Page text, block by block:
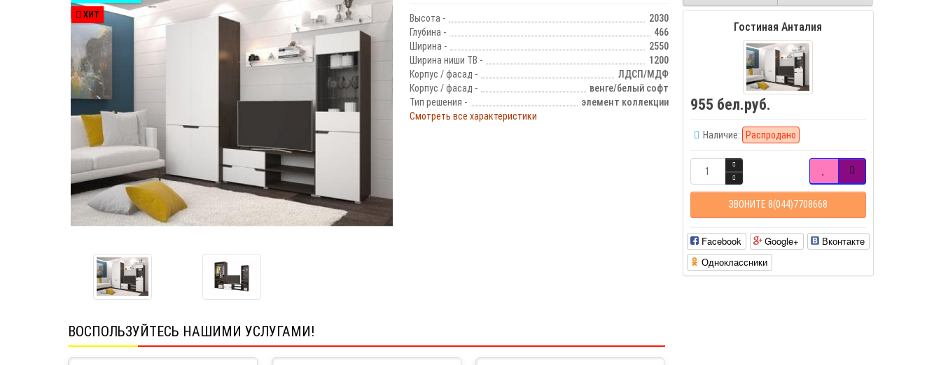
ХИТ Высота -
2030
Глубина -
466
Ширина -
2550
Ширина ниши ТВ -
1200
Корпус / фасад -
ЛДСП/МДФ
Корпус / фасад -
венге/белый софт
Тип решения -
элемент коллекции
Смотреть все характеристики
Гостиная Анталия
955 бел.руб.
Наличие: Распродано
ЗВОНИТЕ 8(044)7708668
Facebook Google+
Вконтакте
Одноклассники
ВОСПОЛЬЗУЙТЕСЬ НАШИМИ УСЛУГАМИ!